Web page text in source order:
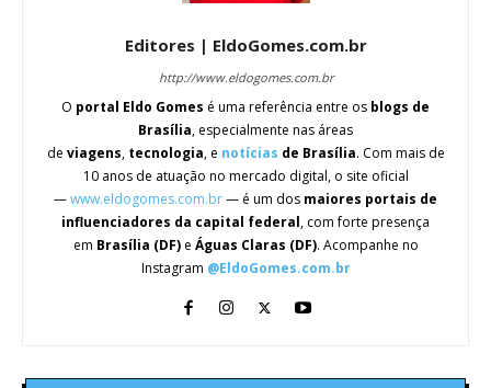
Editores | EldoGomes.com.br
http://www.eldogomes.com.br
O portal Eldo Gomes é uma referência entre os blogs de
Brasília, especialmente nas áreas
de viagens, tecnologia, e notícias de Brasília. Com mais de
10 anos de atuação no mercado digital, o site oficial
—www.eldogomes.com.br— é um dos maiores portais de
influenciadores da capital federal, com forte presença
em Brasília (DF)e Águas Claras (DF). Acompanhe no
Instagram @EldoGomes.com.br